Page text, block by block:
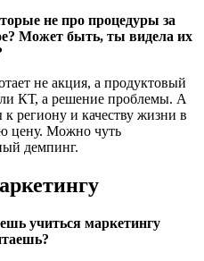
не про процедуры за
Может быть, ты видела их
не акция, а продуктовый
КТ, а решение проблемы. А
региону и качеству жизни в
цену. Можно чуть
демпинг.
учиться маркетингу